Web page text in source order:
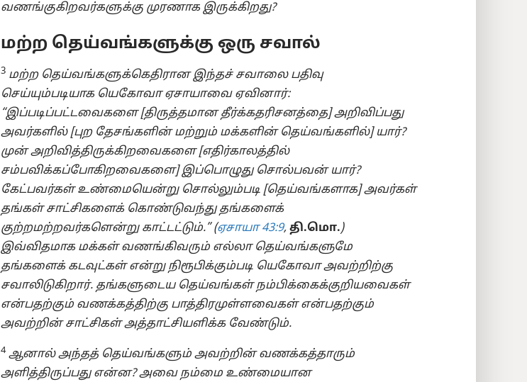
வணங்குகிறவர்களுக்கு முரணாக இருக்கிறது?
மற்ற தெய்வங்களுக்கு ஒரு சவால்
3 மற்ற தெய்வங்களுக்கெதிரான இந்தச் சவாலை பதிவு
செய்யும்படியாக யெகோவா ஏசாயாவை ஏவினார்:
“இப்படிப்பட்டவைகளை [திருத்தமான தீர்க்கதரிசனத்தை] அறிவிப்பது
அவர்களில் [புற தேசங்களின் மற்றும் மக்களின் தெய்வங்களில்] யார்?
முன் அறிவித்திருக்கிறவைகளை [எதிர்காலத்தில்
சம்பவிக்கப்போகிறவைகளை] இப்பொழுது சொல்பவன் யார்?
கேட்பவர்கள் உண்மையென்று சொல்லும்படி [தெய்வங்களாக] அவர்கள்
தங்கள் சாட்சிகளைக் கொண்டுவந்து தங்களைக்
குற்றமற்றவர்களென்று காட்டட்டும்.” (ஏசாயா 43:9, தி.மொ.)
இவ்விதமாக மக்கள் வணங்கிவரும் எல்லா தெய்வங்களுமே
தங்களைக் கடவுட்கள் என்று நிரூபிக்கும்படி யெகோவா அவற்றிற்கு
சவாலிடுகிறார். தங்களுடைய தெய்வங்கள் நம்பிக்கைக்குறியவைகள்
என்பதற்கும் வணக்கத்திற்கு பாத்திரமுள்ளவைகள் என்பதற்கும்
அவற்றின் சாட்சிகள் அத்தாட்சியளிக்க வேண்டும்.
4 ஆனால் அந்தத் தெய்வங்களும் அவற்றின் வணக்கத்தாரும்
அளித்திருப்பது என்ன? அவை நம்மை உண்மையான